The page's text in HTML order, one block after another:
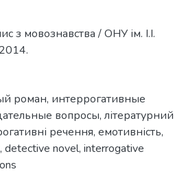
з мовознавства / ОНУ ім. І.І.
роман, интеррогативные
вопросы, літературний
речення, емотивність,
, detective novel, interrogative